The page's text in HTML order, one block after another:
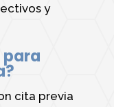
y
para
cita previa